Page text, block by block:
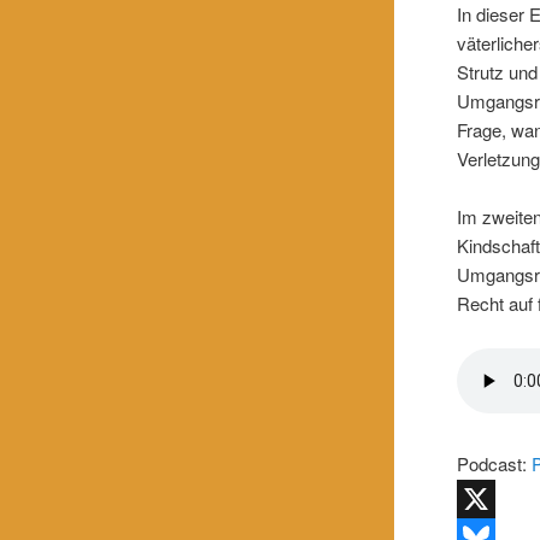
In dieser
Strutz
Frage,
Im
Recht auf
Podcast: